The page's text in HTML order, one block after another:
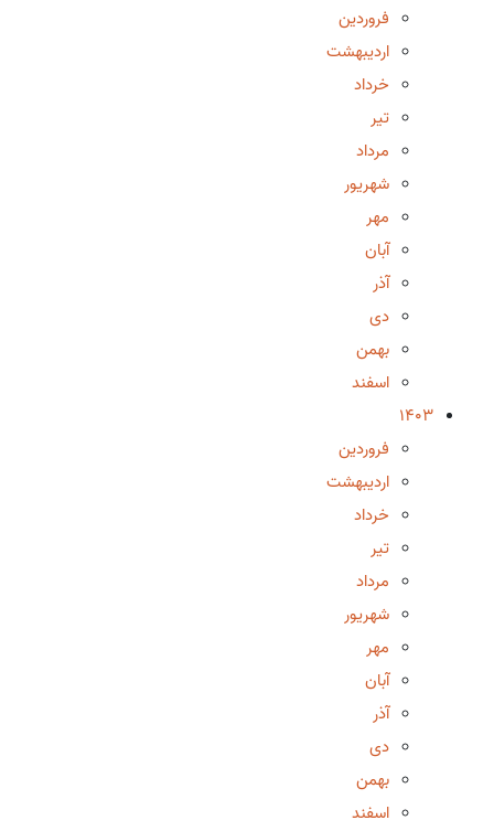
فروردین
اردیبهشت
خرداد
تیر
مرداد
شهریور
مهر
آبان
آذر
دی
بهمن
اسفند
1403
فروردین
اردیبهشت
خرداد
تیر
مرداد
شهریور
مهر
آبان
آذر
دی
بهمن
اسفند